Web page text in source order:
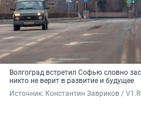
Волгоград встретил Софью словно
никто не верит в развитие и будущее
Источник: Константин Завриков /